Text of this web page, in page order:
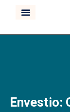
Envestio: